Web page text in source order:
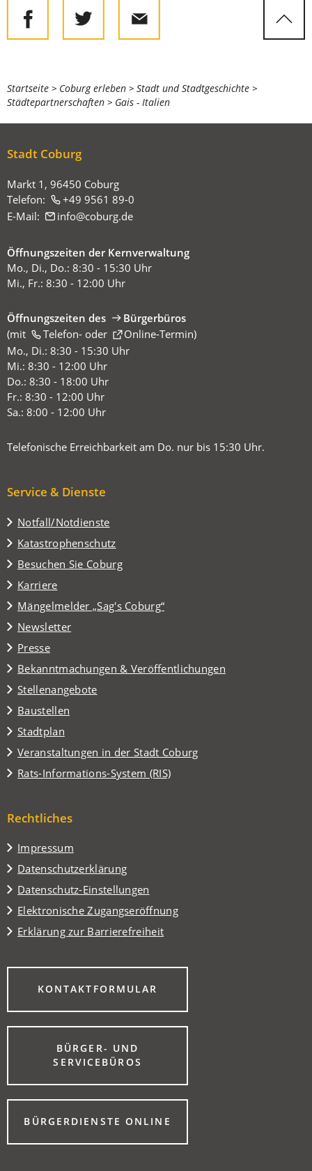
Sie
befinden
hier:
Startseite Coburg erleben
Stadt und Stadtgeschichte
Städtepartnerschaften
Gais - Italien
Stadt Coburg
Markt 1, 96450 Coburg
Telefon:
+49 9561 89-0
E-Mail:
info coburg de
Öffnungszeiten der Kernverwaltung
Mo., Di., Do.: 8:30 - 15:30 Uhr
Mi., Fr.: 8:30 - 12:00 Uhr
Öffnungszeiten des
Bürgerbüros
(mit
Telefon-oder Online-Termin
(Öffnet
in
einem
neuen
Tab)
)
Mo., Di.: 8:30 - 15:30 Uhr
Mi.: 8:30 - 12:00 Uhr
Do.: 8:30 - 18:00 Uhr
Fr.: 8:30 - 12:00 Uhr
Sa.: 8:00 - 12:00 Uhr
Telefonische Erreichbarkeit am Do. nur bis 15:30 Uhr.
Service & Dienste
Notfall/Notdienste
Katastrophenschutz
Besuchen Sie Coburg
(Öffnet
in
einem
neuen
Tab)
Karriere
Mängelmelder „Sag's Coburg“
(Öffnet
in
einem
neuen
Tab)
Newsletter
Presse
Bekanntmachungen & Veröffentlichungen
Stellenangebote
Baustellen
Stadtplan
(Öffnet
in
einem
neuen
Veranstaltungen in der Stadt Coburg
(Öffnet
in
einem
Tab)
Rats-Informations-System (RIS)
(Öffnet
neuen
Rechtliches
Impressum
Datenschutzerklärung
Datenschutz-Einstellungen
Elektronische Zugangseröffnung
Erklärung zur Barrierefreiheit
KONTAKTFORMULAR
(ÖFFNET
EINEM
NEUEN
BÜRGER- UND
SERVICEBÜROS
(ÖFFNET
EINEM
NEUEN
TAB)BÜRGERDIENSTE ONLINE
(ÖFFNET
EINEM